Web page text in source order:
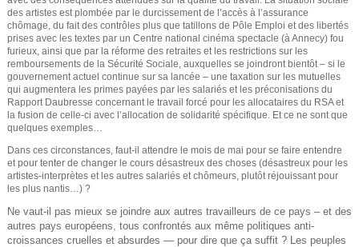
c
h
e
r
c
h
e
s
i
c
i
des artistes est plombée par le durcissement de l’accès à l’assurance
chômage, du fait des contrôles plus que tatillons de Pôle Emploi et des libertés
prises avec les textes par un Centre national cinéma spectacle (à Annecy) fou
furieux, ainsi que par la réforme des retraites et les restrictions sur les
remboursements de la Sécurité Sociale, auxquelles se joindront bientôt – si le
gouvernement actuel continue sur sa lancée – une taxation sur les mutuelles
qui augmentera les primes payées par les salariés et les préconisations du
Rapport Daubresse concernant le travail forcé pour les allocataires du RSA et
la fusion de celle-ci avec l’allocation de solidarité spécifique. Et ce ne sont que
quelques exemples…
Dans ces circonstances, faut-il attendre le mois de mai pour se faire entendre
et pour tenter de changer le cours désastreux des choses (désastreux pour les
artistes-interprètes et les autres salariés et chômeurs, plutôt réjouissant pour
les plus nantis…) ?
Ne vaut-il pas mieux se joindre aux autres travailleurs de ce pays – et des
autres pays européens, tous confrontés aux même politiques anti-
croissances cruelles et absurdes — pour dire que ça suffit ? Les peuples